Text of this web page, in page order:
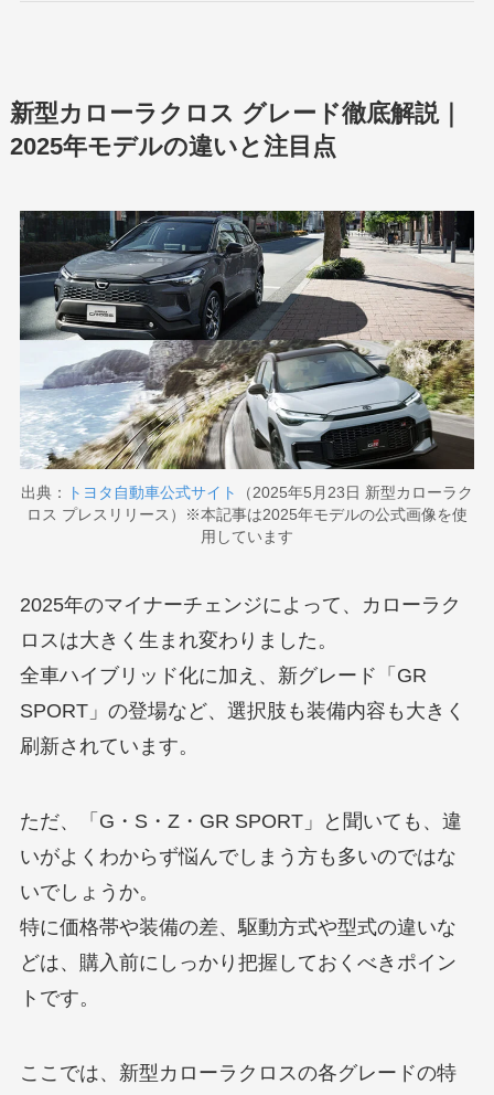
新型カローラクロス グレード徹底解説｜
2025年モデルの違いと注目点
出典： トヨタ自動車公式サイト
（2025年5月23日 新型カローラク
ロス プレスリリース）※本記事は2025年モデルの公式画像を使
用しています
2025年のマイナーチェンジによって、カローラク
ロスは大きく生まれ変わりました。
全車ハイブリッド化に加え、新グレード「GR
SPORT」の登場など、選択肢も装備内容も大きく
刷新されています。
ただ、「G・S・Z・GR SPORT」と聞いても、違
いがよくわからず悩んでしまう方も多いのではな
いでしょうか。
特に価格帯や装備の差、駆動方式や型式の違いな
どは、購入前にしっかり把握しておくべきポイン
トです。
ここでは、新型カローラクロスの各グレードの特